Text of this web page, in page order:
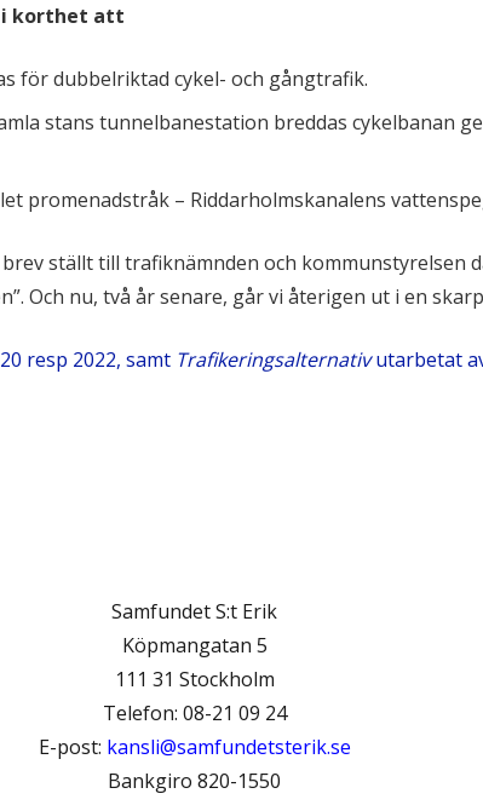
i korthet att
för dubbelriktad cykel- och gångtrafik.
stans tunnelbanestation breddas cykelbanan
promenadstråk – Riddarholmskanalens
ställt till trafiknämnden och
Och nu, två år senare, går vi återigen ut i en
resp 2022, samt Trafikeringsalternativutarbetat
Samfundet S:t Erik
Köpmangatan 5
111 31 Stockholm
Telefon: 08-21 09 24
E-post: kansli@samfundetsterik.se
Bankgiro 820-1550